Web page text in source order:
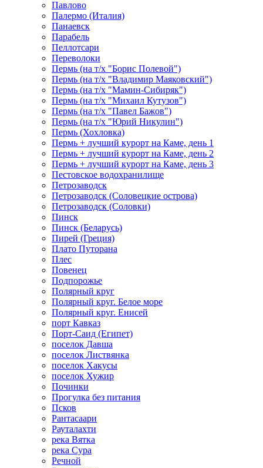
Павлово
Палермо (Италия)
Панаевск
Парабель
Пеллотсари
Переволоки
Пермь (на т/х "Борис Полевой")
Пермь (на т/х "Владимир Маяковский")
Пермь (на т/х "Мамин-Сибиряк")
Пермь (на т/х "Михаил Кутузов")
Пермь (на т/х "Павел Бажов")
Пермь (на т/х "Юрий Никулин")
Пермь (Хохловка)
Пермь + лучший курорт на Каме, день 1
Пермь + лучший курорт на Каме, день 2
Пермь + лучший курорт на Каме, день 3
Пестовское водохранилище
Петрозаводск
Петрозаводск (Соловецкие острова)
Петрозаводск (Соловки)
Пинск
Пинск (Беларусь)
Пирей (Греция)
Плато Путорана
Плес
Повенец
Подпорожье
Полярный круг
Полярный круг. Белое море
Полярный круг. Енисей
порт Кавказ
Порт-Саид (Египет)
поселок Давша
поселок Листвянка
поселок Хакусы
поселок Хужир
Починки
Прогулка без питания
Псков
Рантасаари
Рауталахти
река Вятка
река Сура
Речной